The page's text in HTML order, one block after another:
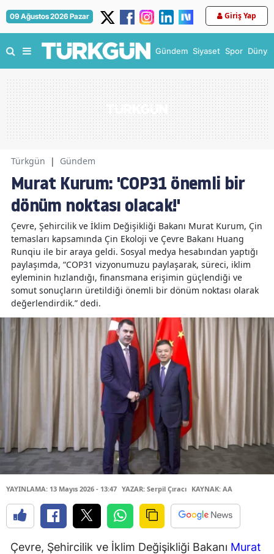
09 Ağustos 2026 Pazar Giriş Yap
Gündem Siyaset Spor Dünya
Türkgün | Gündem
Murat Kurum: 'COP31 önemli bir
dönüm noktası olacak!'
Çevre, Şehircilik ve İklim Değişikliği Bakanı Murat Kurum, Çin
temasları kapsamında Çin Ekoloji ve Çevre Bakanı Huang
Runqiu ile bir araya geldi. Sosyal medya hesabından yaptığı
paylaşımda, “COP31 vizyonumuzu paylaşarak, süreci, iklim
eyleminin hızlandığı, finansmana erişimin güçlendiği ve
somut sonuçların üretildiği önemli bir dönüm noktası olarak
değerlendirdik.” dedi.
YAYINLAMA: 13 Mayıs 2026 - 13:47 YAZAR: Serpil Çıracı KAYNAK: AA
Çevre, Şehircilik ve İklim Değişikliği Bakanı Murat